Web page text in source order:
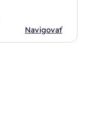
Navigovať